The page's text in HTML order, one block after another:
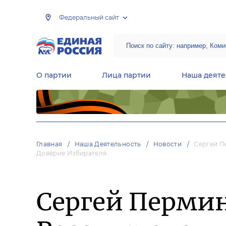
Федеральный сайт
О партии Лица партии Наша
Главная Наша Деятельность Новости
Сергей
Доверие Избирателя
Сергей